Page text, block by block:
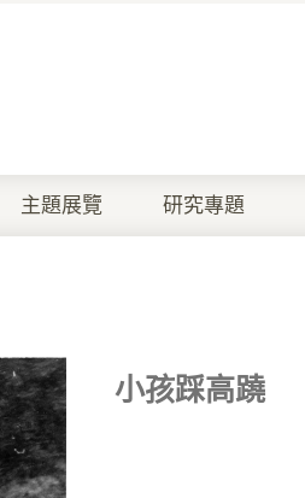
主題展覽 研究專題
小孩踩高蹺